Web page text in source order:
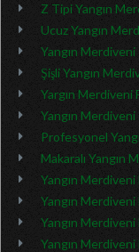
Z Tipi Yangın
Ucuz Yangın
Yangın Merdiveni
Şişli Yangın
Yargın Merdiveni
Yangın Merdiveni
Profesyonel
Makaralı Yangın
Yangın Merdiveni
Yangın Merdiveni
Yangın
Yangın Merdiveni